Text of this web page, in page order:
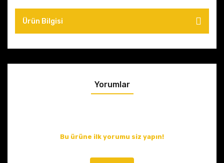
Ürün Bilgisi
Yorumlar
Bu ürüne ilk yorumu siz yapın!